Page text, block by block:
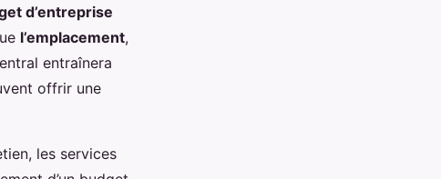
d’entreprise
l’emplacement,
entraînera
offrir une
les services